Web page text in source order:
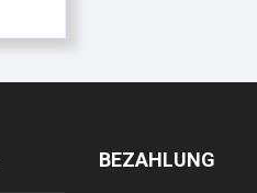
BEZAHLUNG